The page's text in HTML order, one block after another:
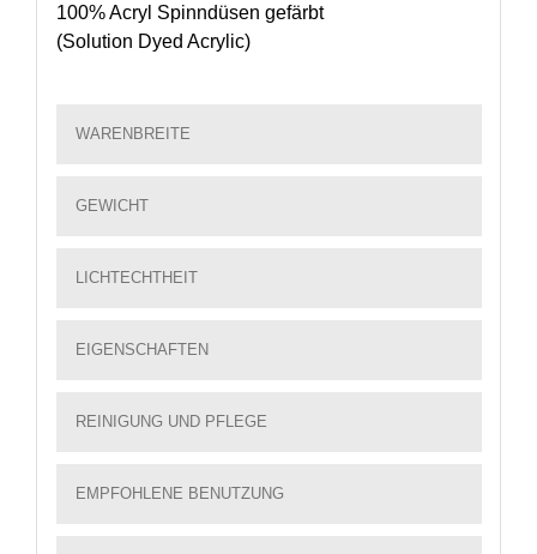
100% Acryl Spinndüsen gefärbt
(Solution Dyed Acrylic)
WARENBREITE
GEWICHT
LICHTECHTHEIT
EIGENSCHAFTEN
REINIGUNG UND PFLEGE
EMPFOHLENE BENUTZUNG